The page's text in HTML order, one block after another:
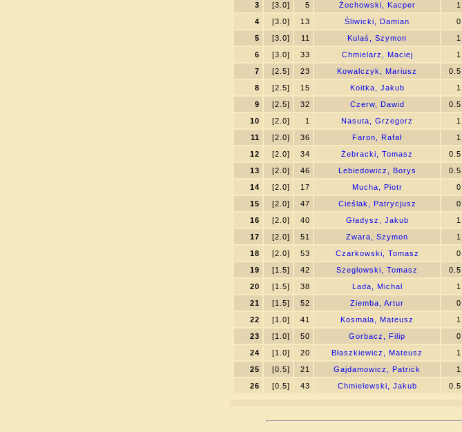
3
[3.0] 5 Żochowski, Kacper
4
[3.0] 13 Śliwicki, Damian
5
[3.0] 11 Kulaś, Szymon
6
[3.0] 33 Chmielarz, Maciej
7
[2.5] 23 Kowalczyk, Mariusz
8
[2.5] 15 Koitka, Jakub
9
[2.5] 32 Czerw, Dawid
10
[2.0] 1 Nasuta, Grzegorz
11
[2.0] 36 Faron, Rafał
12
[2.0] 34 Żebracki, Tomasz
13
[2.0] 46 Lebiedowicz, Borys
14
[2.0] 17 Mucha, Piotr
15
[2.0] 47 Cieślak, Patrycjusz
16
[2.0] 40 Gładysz, Jakub
17
[2.0] 51 Zwara, Szymon
18
[2.0] 53 Czarkowski, Tomasz
19
[1.5] 42 Szeglowski, Tomasz
20
[1.5] 38 Lada, Michal
21
[1.5] 52 Ziemba, Artur
22
[1.0] 41 Kosmala, Mateusz
23
[1.0] 50 Gorbacz, Filip
24
[1.0] 20 Błaszkiewicz, Mateusz
25
[0.5] 21 Gajdamowicz, Patrick
26
[0.5] 43 Chmielewski, Jakub